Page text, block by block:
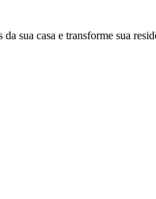
sua casa e transforme sua